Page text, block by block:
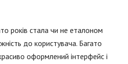
років стала чи не еталоном
до користувача. Багато
оформлений інтерфейс і